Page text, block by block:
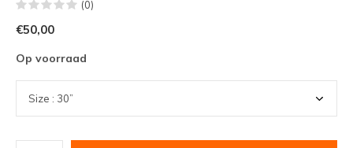
(0)
€50,00
Op voorraad